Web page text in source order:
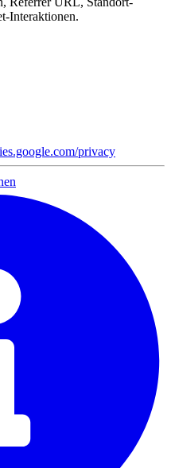
Interaktionen.
privacy